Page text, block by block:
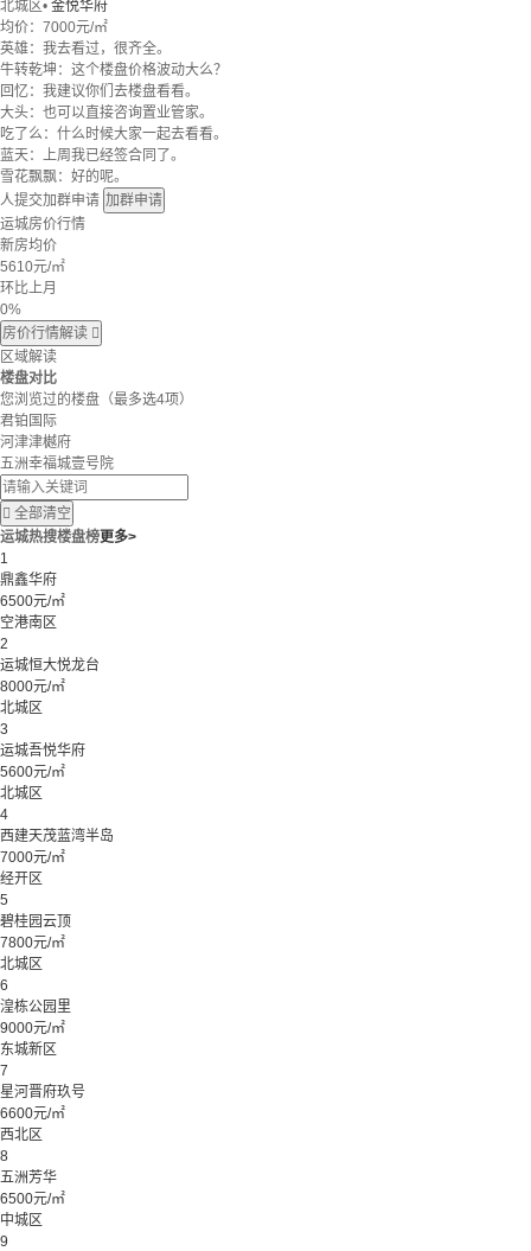
北城区• 金悦华府
均价： 7000元/㎡
英雄：我去看过，很齐全。
牛转乾坤：这个楼盘价格波动大么？
回忆：我建议你们去楼盘看看。
大头：也可以直接咨询置业管家。
吃了么：什么时候大家一起去看看。
蓝天：上周我已经签合同了。
雪花飘飘：好的呢。
人提交加群申请 加群申请
运城房价行情
新房均价
5610元/㎡
环比上月
0%
房价行情解读 
区域解读
楼盘对比
您浏览过的楼盘 （最多选4项）
君铂国际
河津津樾府
五洲幸福城壹号院
 全部清空
运城热搜楼盘榜更多>
1
鼎鑫华府
6500元/㎡
空港南区
2
运城恒大悦龙台
8000元/㎡
北城区
3
运城吾悦华府
5600元/㎡
北城区
4
西建天茂蓝湾半岛
7000元/㎡
经开区
5
碧桂园云顶
7800元/㎡
北城区
6
湟栋公园里
9000元/㎡
东城新区
7
星河晋府玖号
6600元/㎡
西北区
8
五洲芳华
6500元/㎡
中城区
9